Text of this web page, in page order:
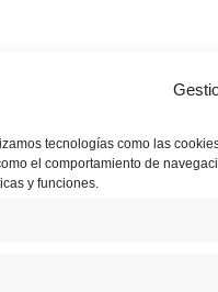
tecnologías como las
el comportamiento de
y funciones.